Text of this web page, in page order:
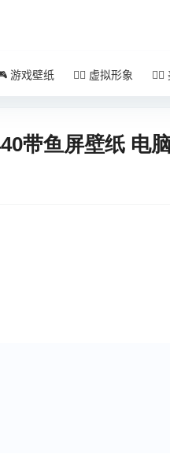
游戏壁纸 🧚‍♀️ 虚拟形象
带鱼屏壁纸 电